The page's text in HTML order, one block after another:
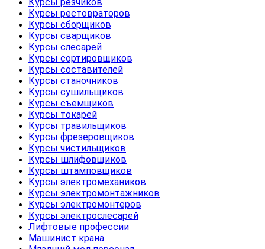
Курсы рестовраторов
Курсы сборщиков
Курсы сварщиков
Курсы слесарей
Курсы сортировщиков
Курсы составителей
Курсы станочников
Курсы сушильщиков
Курсы съемщиков
Курсы токарей
Курсы травильщиков
Курсы фрезеровщиков
Курсы чистильщиков
Курсы шлифовщиков
Курсы штамповщиков
Курсы электромехаников
Курсы электромонтажников
Курсы электромонтеров
Курсы электрослесарей
Лифтовые профессии
Машинист крана